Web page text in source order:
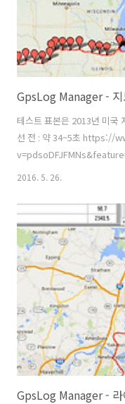
GpsLog Manager - 지
테스트 표본은 2013년 미국
선 전 : 약 34~5초 https://
https://
보 건수에 따라 다를 수 있고
을 수 있다. GPX파일을 파
에 등록후 불러올 경우에는
야 했기 때문에 느려질 수 밖
위경도 정보만 다시 뽑아내야
2016. 5. 26.